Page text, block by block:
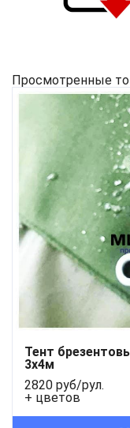
Просмотренные
Тент
3x4м
2820 руб/рул.
+ цветов